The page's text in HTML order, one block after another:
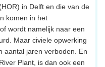
in Delft en die van de
komen in het
wordt namelijk naar een
Maar civiele opwerking
aantal jaren verboden. En
Plant, is dan ook een